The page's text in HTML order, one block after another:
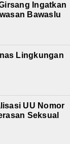
Ingatkan
Bawaslu
Lingkungan
UU Nomor
Seksual